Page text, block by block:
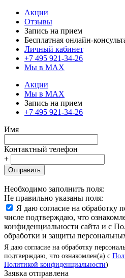
Акции
Отзывы
Запись на прием
Бесплатная онлайн-
Личный кабинет
+7 495 921-34-26
Мы в MAX
Акции
Мы в MAX
Запись на прием
+7 495 921-34-26
Имя
Контактный телефон
+
Отправить
Необходимо заполнить поля:
Не правильно указаны поля:
Я даю согласие на обработку
числе подтверждаю, что
конфиденциальности сайта и с
обработки и защиты
Я даю согласие на обработку
подтверждаю, что ознакомлен(а) с
Политикой конфиденциальности)
Заявка отправлена